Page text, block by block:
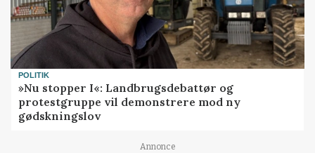
POLITIK
»Nu stopper I«: Landbrugsdebattør og
protestgruppe vil demonstrere mod ny
gødskningslov
Annonce